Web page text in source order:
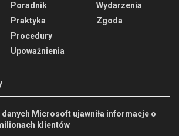
Poradnik
Praktyka
Procedury
Upoważnienia
Wydarzenia
Zgoda
danych Microsoft ujawniła informacje o
klientów